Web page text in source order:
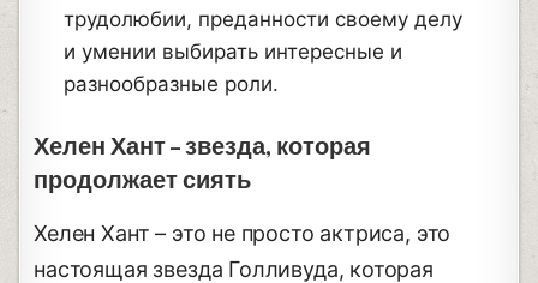
трудолюбии, преданности своему делу
и умении выбирать интересные и
разнообразные роли.
Хелен Хант – звезда, которая
продолжает сиять
Хелен Хант – это не просто актриса, это
настоящая звезда Голливуда, которая